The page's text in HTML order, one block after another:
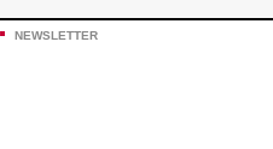
NEWSLETTER